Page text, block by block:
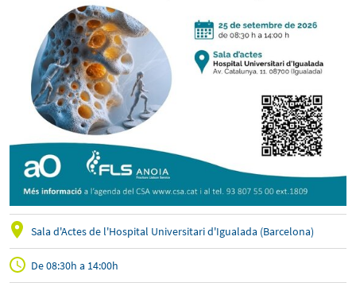
Sala d'Actes de l'Hospital Universitari d'Igualada (Barcelona)
De 08:30h a 14:00h